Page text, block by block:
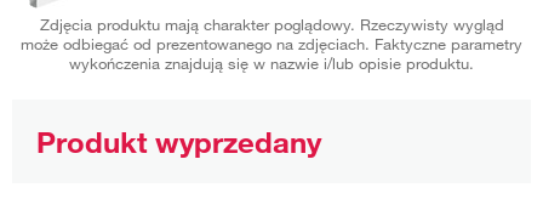
Zdjęcia produktu mają charakter poglądowy. Rzeczywisty wygląd
może odbiegać od prezentowanego na zdjęciach. Faktyczne parametry
wykończenia znajdują się w nazwie i/lub opisie produktu.
Produkt wyprzedany